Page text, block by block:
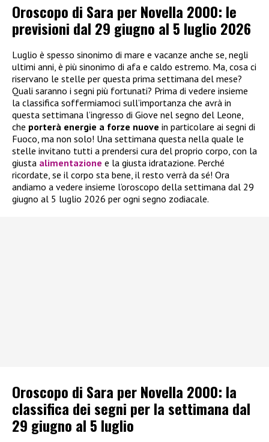
Oroscopo di Sara per Novella 2000: le
previsioni dal 29 giugno al 5 luglio 2026
Luglio è spesso sinonimo di mare e vacanze anche se, negli
ultimi anni, è più sinonimo di afa e caldo estremo. Ma, cosa ci
riservano le stelle per questa prima settimana del mese?
Quali saranno i segni più fortunati? Prima di vedere insieme
la classifica soffermiamoci sull’importanza che avrà in
questa settimana l’ingresso di Giove nel segno del Leone,
che porterà energie a forze nuove in particolare ai segni di
Fuoco, ma non solo! Una settimana questa nella quale le
stelle invitano tutti a prendersi cura del proprio corpo, con la
giusta alimentazione e la giusta idratazione. Perché
ricordate, se il corpo sta bene, il resto verrà da sé! Ora
andiamo a vedere insieme l’oroscopo della settimana dal 29
giugno al 5 luglio 2026 per ogni segno zodiacale.
Oroscopo di Sara per Novella 2000: la
classifica dei segni per la settimana dal
29 giugno al 5 luglio